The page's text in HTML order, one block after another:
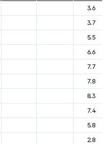
, 강수, 바람, 기압등을 안내한 표입
3.6
3.7
5.5
6.6
7.7
7.8
8.3
7.4
5.8
2.8